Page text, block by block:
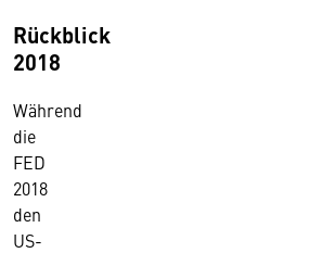
Rückblick
2018
Während
die
FED
2018
den
US-